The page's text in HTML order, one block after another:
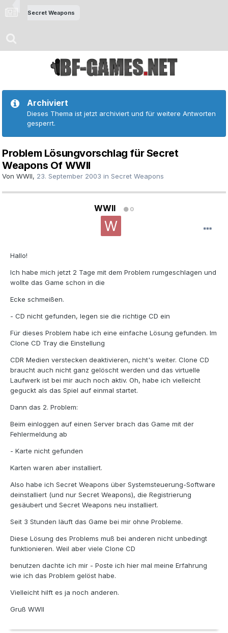
Secret Weapons
Archiviert
Dieses Thema ist jetzt archiviert und für weitere Antworten
gesperrt.
Problem Lösungvorschlag für Secret
Weapons Of WWII
Von WWII, 23. September 2003 in Secret Weapons
WWII 0
Hallo!
Ich habe mich jetzt 2 Tage mit dem Problem rumgeschlagen und
wollte das Game schon in die
Ecke schmeißen.
- CD nicht gefunden, legen sie die richtige CD ein
Für dieses Problem habe ich eine einfache Lösung gefunden. Im
Clone CD Tray die Einstellung
CDR Medien verstecken deaktivieren, nicht's weiter. Clone CD
braucht auch nicht ganz gelöscht werden und das virtuelle
Laufwerk ist bei mir auch noch aktiv. Oh, habe ich vielleicht
geguckt als das Spiel auf einmal startet.
Dann das 2. Problem:
Beim einloggen auf einen Server brach das Game mit der
Fehlermeldung ab
- Karte nicht gefunden
Karten waren aber installiert.
Also habe ich Secret Weapons über Systemsteuerung-Software
deinstalliert (und nur Secret Weapons), die Registrierung
gesäubert und Secret Weapons neu installiert.
Seit 3 Stunden läuft das Game bei mir ohne Probleme.
Diese Lösung des Problems muß bei anderen nicht unbedingt
funktionieren. Weil aber viele Clone CD
benutzen dachte ich mir - Poste ich hier mal meine Erfahrung
wie ich das Problem gelöst habe.
Vielleicht hilft es ja noch anderen.
Gruß WWII